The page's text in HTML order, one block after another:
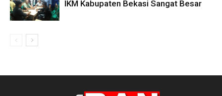
IKM Kabupaten Bekasi Sangat Besar